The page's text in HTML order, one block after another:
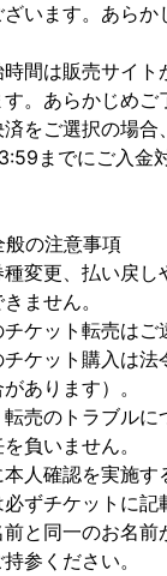
ざいます。あらか
時間は販売サイ
。あらかじめご
済をご選択の場合
までにご入金
の注意事項
種変更、払い戻
ません。
チケット転売はご
チケット購入は
あります）。
転売のトラブルに
負いません。
本人確認を実施
必ずチケットに記
と同一のお名前
参ください。